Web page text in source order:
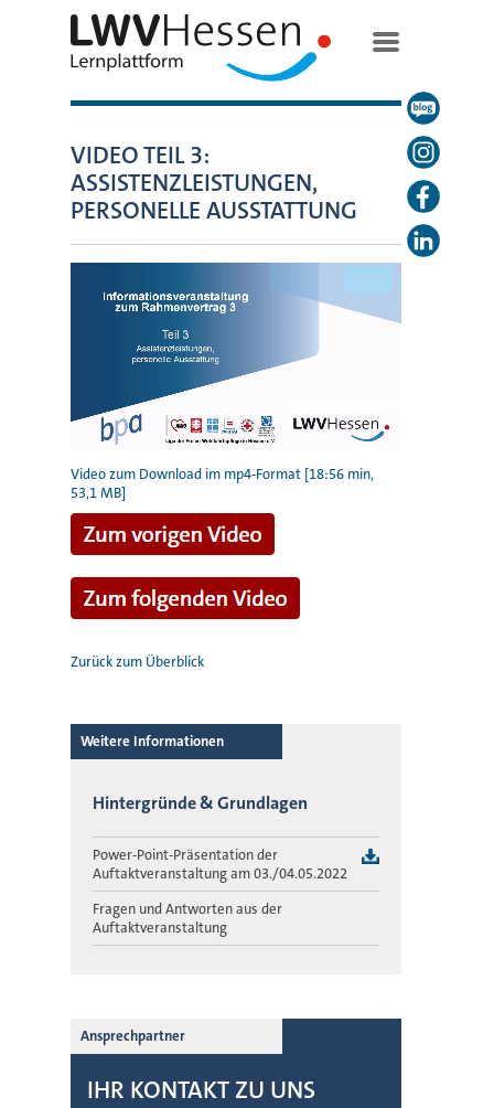
VIDEO TEIL 3:
ASSISTENZLEISTUNGEN,
PERSONELLE AUSSTATTUNG
Video zum Download im mp4-Format [18:56 min,
53,1 MB]
Zurück zum Überblick
Weitere Informationen
Hintergründe & Grundlagen
Power-Point-Präsentation der
Auftaktveranstaltung am 03./04.05.2022
Fragen und Antworten aus der
Auftaktveranstaltung
Ansprechpartner
IHR KONTAKT ZU UNS